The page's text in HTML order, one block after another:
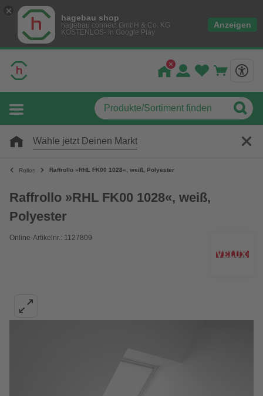
hagebau shop
hagebau connect GmbH & Co. KG
KOSTENLOS- In Google Play
Anzeigen
Wähle jetzt Deinen Markt
Rollos Raffrollo »RHL FK00 1028«, weiß, Polyester
Raffrollo »RHL FK00 1028«, weiß,
Polyester
Online-Artikelnr.: 1127809